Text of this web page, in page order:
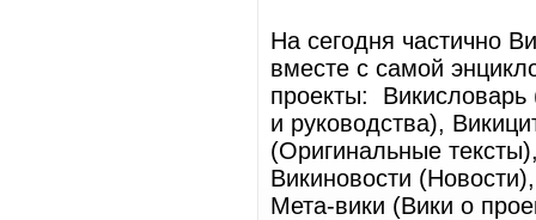
На сегодня частично
вместе с самой
проекты: Викисловарь
и руководства),
(Оригинальные
Викиновости
Мета-вики (Вики о